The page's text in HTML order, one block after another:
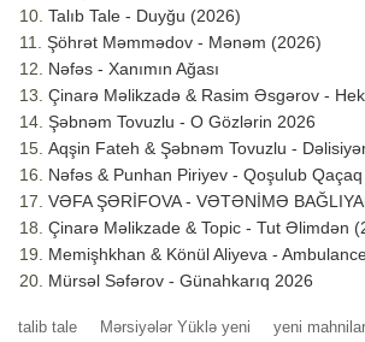
Talıb Tale - Duyğu (2026)
Şöhrət Məmmədov - Mənəm (2026)
Nəfəs - Xanımın Ağası
Çinarə Məlikzadə & Rasim Əsgərov -
Şəbnəm Tovuzlu - O Gözlərin 2026
Aqşin Fateh & Şəbnəm Tovuzlu -
Nəfəs & Punhan Piriyev - Qoşulub Qaçaq
VƏFA ŞƏRİFOVA - VƏTƏNİMƏ
Çinarə Məlikzade & Topic - Tut Əlimdən
Memişhkhan & Könül Aliyeva -
Mürsəl Səfərov - Günahkarıq 2026
talib tale Mərsiyələr Yüklə yeni yeni